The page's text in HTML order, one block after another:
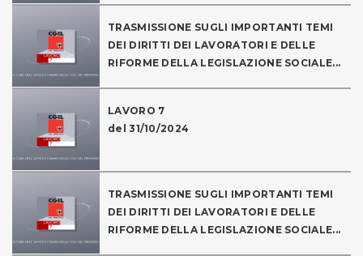
TRASMISSIONE SUGLI IMPORTANTI TEMI
DEI DIRITTI DEI LAVORATORI E DELLE
RIFORME DELLA LEGISLAZIONE SOCIALE...
LAVORO 7
del 31/10/2024
TRASMISSIONE SUGLI IMPORTANTI TEMI
DEI DIRITTI DEI LAVORATORI E DELLE
RIFORME DELLA LEGISLAZIONE SOCIALE...